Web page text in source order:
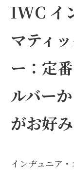
IWC イ
マティ
ー：定
ルバー
がお好
インヂュニア